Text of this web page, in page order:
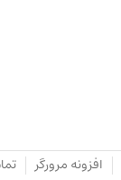
افزونه مرورگر